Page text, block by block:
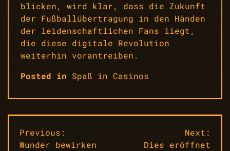
blicken, wird klar, dass die Zukunft
der Fußballübertragung in den Händen
der leidenschaftlichen Fans liegt,
die diese digitale Revolution
weiterhin vorantreiben.
Posted in Spaß in Casinos
Beitragsnavigation
Previous:
Wunder bewirken
Next:
Dies eröffnet